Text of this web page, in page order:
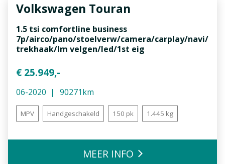
Volkswagen Touran
1.5 tsi comfortline business
7p/airco/pano/stoelverw/camera/carplay/navi/
trekhaak/lm velgen/led/1st eig
€ 25.949,-
06-2020 90271km
MPV Handgeschakeld 150 pk 1.445 kg
MEER INFO